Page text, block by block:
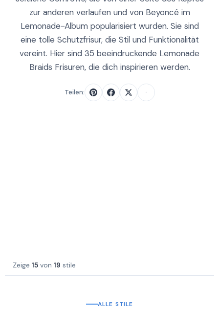
zur anderen verlaufen und von Beyoncé im
Lemonade-Album popularisiert wurden. Sie sind
eine tolle Schutzfrisur, die Stil und Funktionalität
vereint. Hier sind 35 beeindruckende Lemonade
Braids Frisuren, die dich inspirieren werden.
Teilen:
Zeige 15 von 19 stile
ALLE STILE